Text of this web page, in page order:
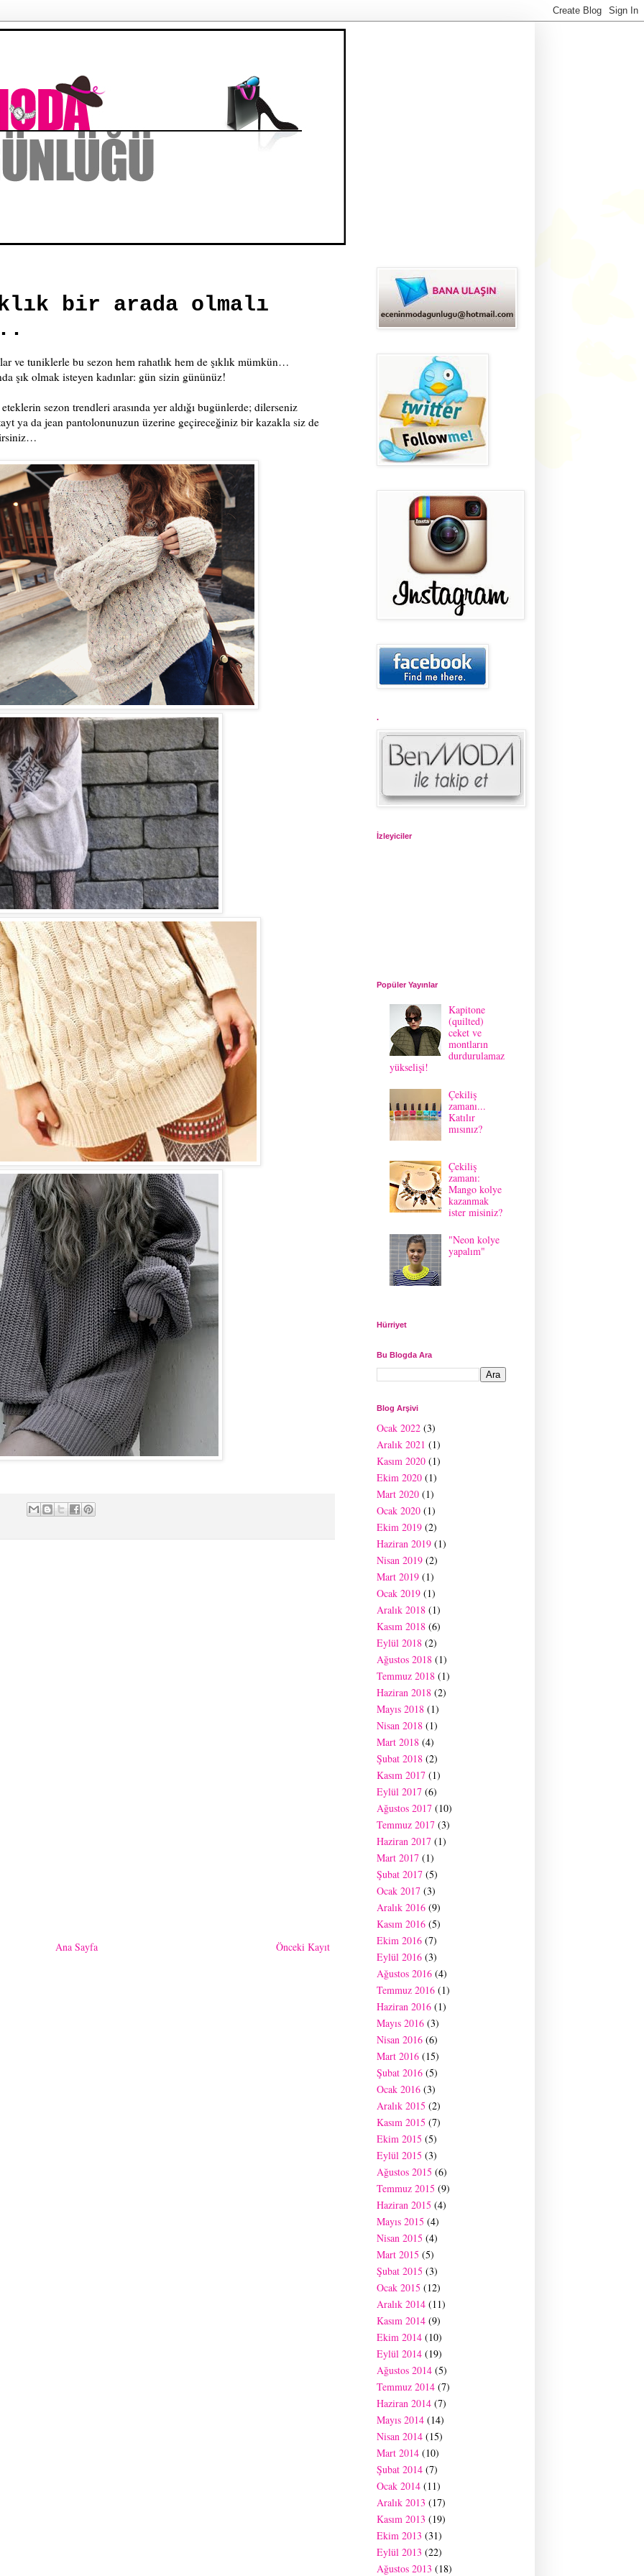
bir arada olmalı
ve tuniklerle bu sezon hem rahatlık hem de şıklık mümkün…
şık olmak isteyen kadınlar: gün sizin gününüz!
sezon trendleri arasında yer aldığı bugünlerde; dilerseniz
ya da jean pantolonunuzun üzerine geçireceğiniz bir kazakla siz de
Önceki Kayıt
Ana Sayfa
.
İzleyiciler
Popüler Yayınlar
Kapitone
(quilted)
ceket ve
montların
durdurulamaz
yükselişi!
Çekiliş
zamanı...
Katılır
mısınız?
Çekiliş
zamanı:
Mango kolye
kazanmak
ister misiniz?
"Neon kolye
yapalım"
Hürriyet
Bu Blogda Ara
Blog Arşivi
Ocak 2022 (3)
Aralık 2021 (1)
Kasım 2020 (1)
Ekim 2020 (1)
Mart 2020 (1)
Ocak 2020 (1)
Ekim 2019 (2)
Haziran 2019 (1)
Nisan 2019 (2)
Mart 2019 (1)
Ocak 2019 (1)
Aralık 2018 (1)
Kasım 2018 (6)
Eylül 2018 (2)
Ağustos 2018 (1)
Temmuz 2018 (1)
Haziran 2018 (2)
Mayıs 2018 (1)
Nisan 2018 (1)
Mart 2018 (4)
Şubat 2018 (2)
Kasım 2017 (1)
Eylül 2017 (6)
Ağustos 2017 (10)
Temmuz 2017 (3)
Haziran 2017 (1)
Mart 2017 (1)
Şubat 2017 (5)
Ocak 2017 (3)
Aralık 2016 (9)
Kasım 2016 (5)
Ekim 2016 (7)
Eylül 2016 (3)
Ağustos 2016 (4)
Temmuz 2016 (1)
Haziran 2016 (1)
Mayıs 2016 (3)
Nisan 2016 (6)
Mart 2016 (15)
Şubat 2016 (5)
Ocak 2016 (3)
Aralık 2015 (2)
Kasım 2015 (7)
Ekim 2015 (5)
Eylül 2015 (3)
Ağustos 2015 (6)
Temmuz 2015 (9)
Haziran 2015 (4)
Mayıs 2015 (4)
Nisan 2015 (4)
Mart 2015 (5)
Şubat 2015 (3)
Ocak 2015 (12)
Aralık 2014 (11)
Kasım 2014 (9)
Ekim 2014 (10)
Eylül 2014 (19)
Ağustos 2014 (5)
Temmuz 2014 (7)
Haziran 2014 (7)
Mayıs 2014 (14)
Nisan 2014 (15)
Mart 2014 (10)
Şubat 2014 (7)
Ocak 2014 (11)
Aralık 2013 (17)
Kasım 2013 (19)
Ekim 2013 (31)
Eylül 2013 (22)
Ağustos 2013 (18)